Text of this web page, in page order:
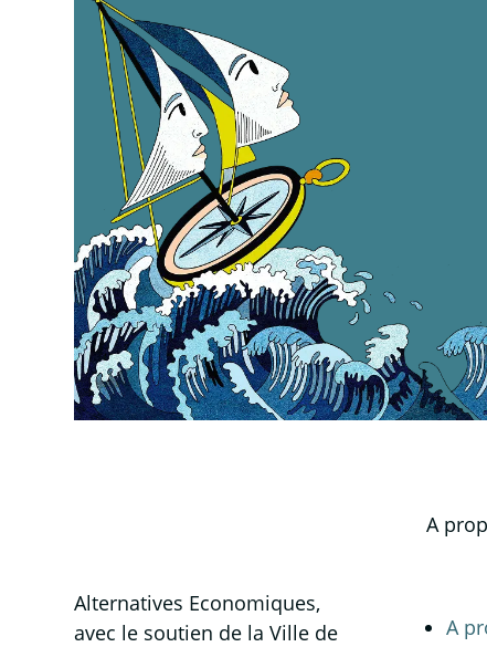
Alternatives Economiques,
avec le soutien de la Ville de
A
A